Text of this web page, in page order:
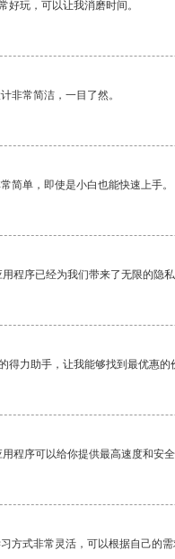
好玩，可以让我消磨时间。
非常简洁，一目了然。
简单，即使是小白也能快速上手。
程序已经为我们带来了无限的隐私
得力助手，让我能够找到最优惠的
程序可以给你提供最高速度和安
方式非常灵活，可以根据自己的